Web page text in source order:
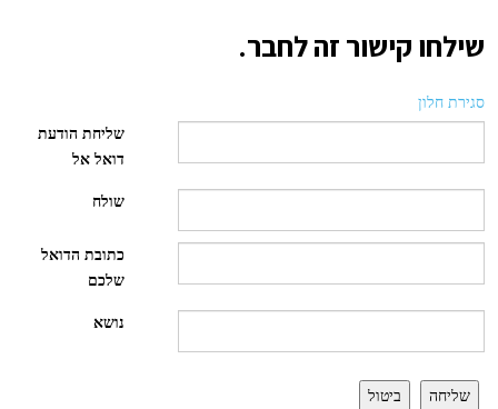
שילחו קישור זה לחבר.
סגירת חלון
שליחת הודעת
דואל אל
שולח
כתובת הדואל
שלכם
נושא
שליחה ביטול